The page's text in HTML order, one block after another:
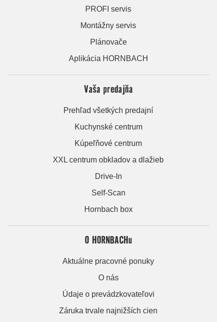
PROFI servis
Montážny servis
Plánovače
Aplikácia HORNBACH
Vaša predajňa
Prehľad všetkých predajní
Kuchynské centrum
Kúpeľňové centrum
XXL centrum obkladov a dlažieb
Drive-In
Self-Scan
Hornbach box
O HORNBACHu
Aktuálne pracovné ponuky
O nás
Údaje o prevádzkovateľovi
Záruka trvale najnižších cien